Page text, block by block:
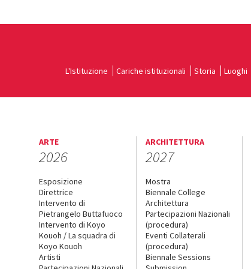
L'Istituzione Cariche istituzionali Storia Luoghi
ARTE
2026
Esposizione
Direttrice
Intervento di
Pietrangelo Buttafuoco
Intervento di Koyo
Kouoh / La squadra di
Koyo Kouoh
Artisti
ARCHITETTURA
2027
Mostra
Biennale College
Architettura
Partecipazioni Nazionali
(procedura)
Eventi Collaterali
(procedura)
Biennale Sessions